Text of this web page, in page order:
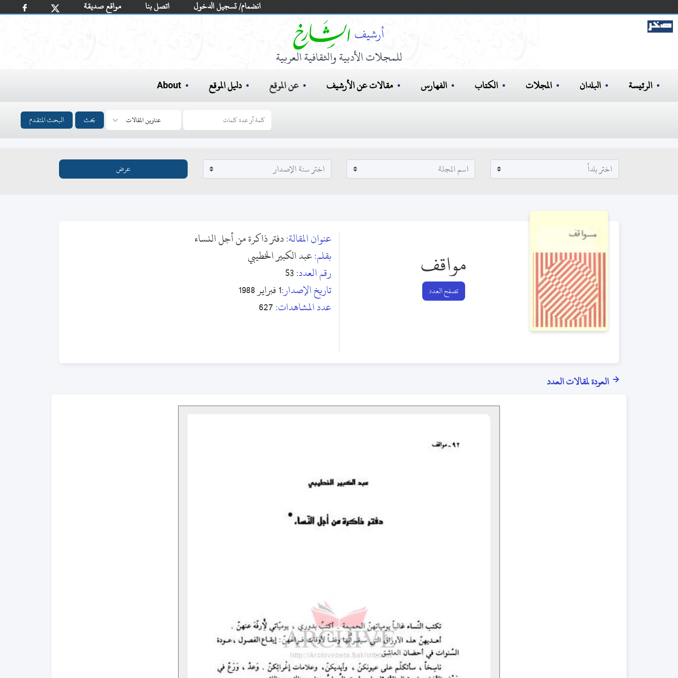
مواقع صديقة اتصل بنا انضمام/ تسجيل الدخول
للمجلات الأدبية والثقافية العربية
الرئيسة البلدان المجلات الكتاب الفهارس مقالات عن الأرشيف عن الموقع دليل الموقع About
بحث البحث المتقدم
مواقف
تصفح العدد
عنوان المقالة:دفتر ذاكرة من أجل النساء
بقلم:عبد الكبير الخطيبي
رقم العدد:53
تاريخ الإصدار:1 فبراير 1988
عدد المشاهدات:627
العودة لمقالات العدد